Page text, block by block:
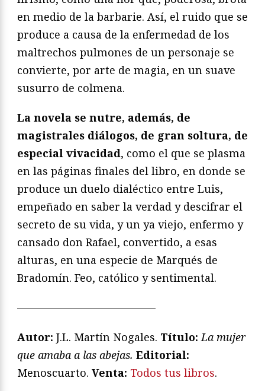
en medio de la barbarie. Así, el ruido que se
produce a causa de la enfermedad de los
maltrechos pulmones de un personaje se
convierte, por arte de magia, en un suave
susurro de colmena.
La novela se nutre, además, de
magistrales diálogos, de gran soltura, de
especial vivacidad, como el que se plasma
en las páginas finales del libro, en donde se
produce un duelo dialéctico entre Luis,
empeñado en saber la verdad y descifrar el
secreto de su vida, y un ya viejo, enfermo y
cansado don Rafael, convertido, a esas
alturas, en una especie de Marqués de
Bradomín. Feo, católico y sentimental.
—————————————
Autor: J.L. Martín Nogales. Título: La mujer
que amaba a las abejas. Editorial:
Menoscuarto. Venta: Todos tus libros.